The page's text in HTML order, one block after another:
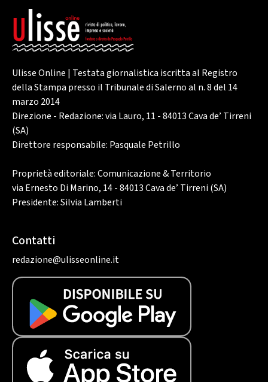
Ulisse Online | Testata giornalistica iscritta al Registro
della Stampa presso il Tribunale di Salerno al n. 8 del 14
marzo 2014
Direzione - Redazione: via Lauro, 11 - 84013 Cava de’ Tirreni
(SA)
Direttore responsabile: Pasquale Petrillo
Proprietà editoriale: Comunicazione & Territorio
via Ernesto Di Marino, 14 - 84013 Cava de’ Tirreni (SA)
Presidente: Silvia Lamberti
Contatti
redazione@ulisseonline.it